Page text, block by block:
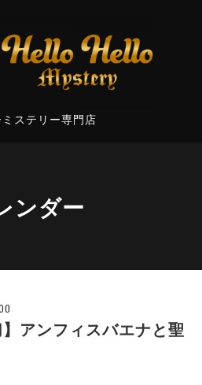
ステリー専門店
ンダー
】アンフィスバエナと聖